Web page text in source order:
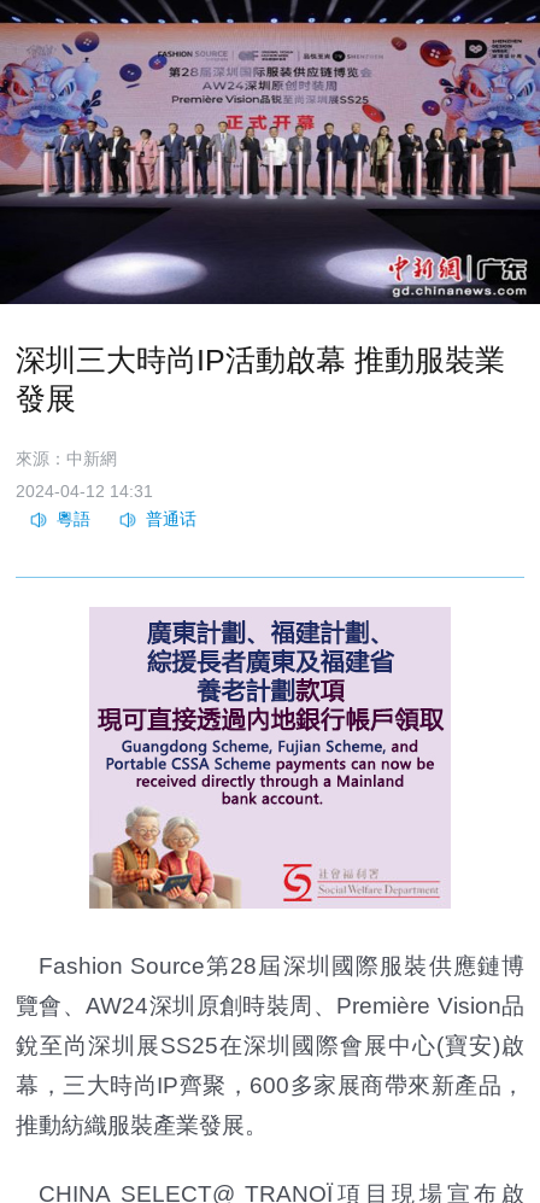
深圳三大時尚IP活動啟幕 推動服裝業
發展
來源：中新網
2024-04-12 14:31
Fashion Source第28屆深圳國際服裝供應鏈博
覽會、AW24深圳原創時裝周、Première Vision品
銳至尚深圳展SS25在深圳國際會展中心(寶安)啟
幕，三大時尚IP齊聚，600多家展商帶來新產品，
推動紡織服裝產業發展。
CHINA SELECT@ TRANOÏ項目現場宣布啟